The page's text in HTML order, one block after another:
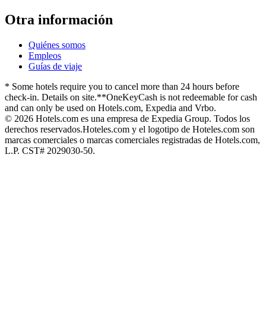
Otra información
Quiénes somos
Empleos
Guías de viaje
* Some hotels require you to cancel more than 24 hours before
check-in. Details on site.**OneKeyCash is not redeemable for cash
and can only be used on Hotels.com, Expedia and Vrbo.
© 2026 Hotels.com es una empresa de Expedia Group. Todos los
derechos reservados.Hoteles.com y el logotipo de Hoteles.com son
marcas comerciales o marcas comerciales registradas de Hotels.com,
L.P. CST# 2029030-50.